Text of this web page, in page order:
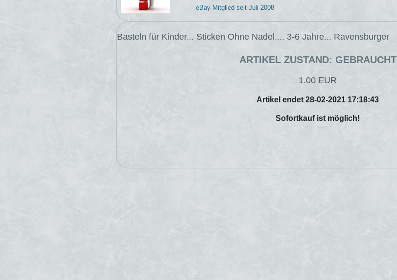
eBay-Mitglied seit Juli 2008
Basteln für Kinder... Sticken Ohne Nadel.... 3-6 Jahre... Ravensburger
ARTIKEL ZUSTAND: GEBRAUCHT
1.00 EUR
Artikel endet 28-02-2021 17:18:43
Sofortkauf ist möglich!